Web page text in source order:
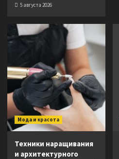
5 августа 2026
Мода и красота
Техники наращивания
и архитектурного